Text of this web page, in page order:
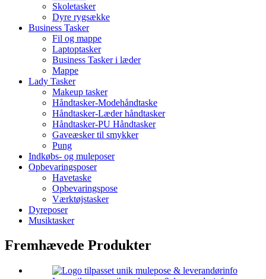
Skoletasker
Dyre rygsække
Business Tasker
Fil og mappe
Laptoptasker
Business Tasker i læder
Mappe
Lady Tasker
Makeup tasker
Håndtasker-Modehåndtaske
Håndtasker-Læder håndtasker
Håndtasker-PU Håndtasker
Gaveæsker til smykker
Pung
Indkøbs- og muleposer
Opbevaringsposer
Havetaske
Opbevaringspose
Værktøjstasker
Dyreposer
Musiktasker
Fremhævede Produkter